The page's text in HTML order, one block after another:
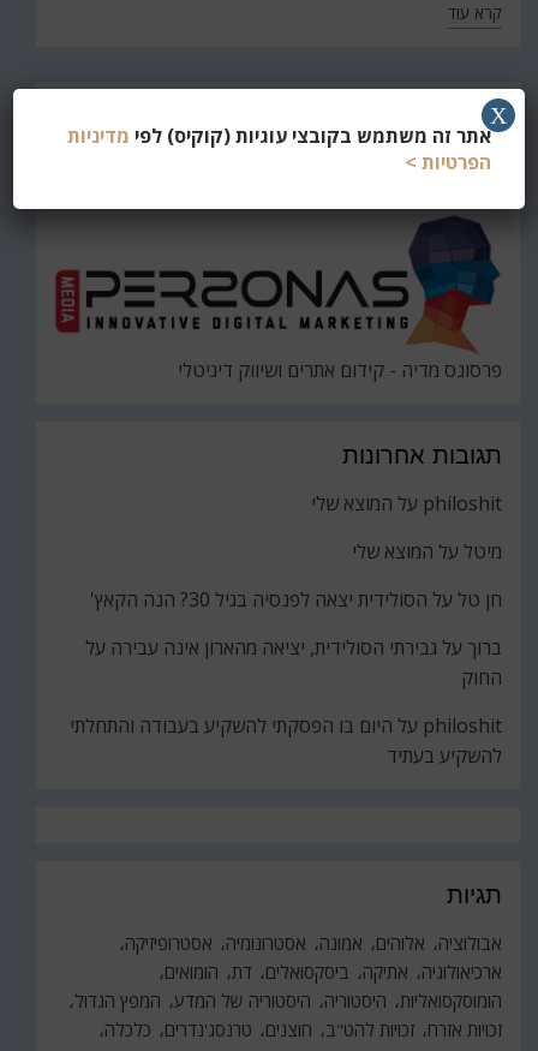
קרא עוד
חפש
את
פרסונס מדיה - קידום אתרים ושיווק דיגיטלי
תגובות אחרונות
philoshit על המוצא שלי
מיטל על המוצא שלי
חן טל על הסולידית יצאה לפנסיה בגיל 30? הנה הקאץ'
ברוך על גבירתי הסולידית, יציאה מהארון אינה עבירה על
החוק
philoshit על היום בו הפסקתי להשקיע בעבודה והתחלתי
להשקיע בעתיד
תגיות
אבולוציה אלוהים אמונה אסטרונומיה
אסטרופיזיקה
ארכיאולוגיה
אתיקה ביסקסואלים דת הומואים
הומוסקסואליות היסטוריה היסטוריה של המדע המפץ הגדול
זכויות אזרח זכויות להט"ב חוצנים טרנסג'נדרים
כלכלה
אתר זה משתמש בקובצי עוגיות (קוקיס) לפי מדיניות
הפרטיות >
X